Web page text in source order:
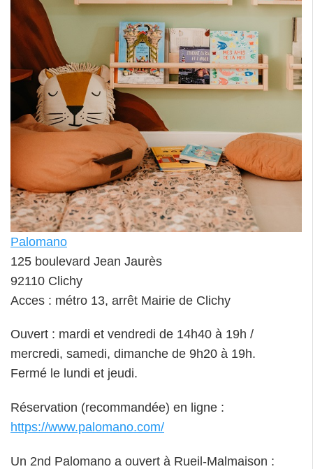
Palomano
125 boulevard Jean Jaurès
92110 Clichy
Acces : métro 13, arrêt Mairie de Clichy
Ouvert : mardi et vendredi de 14h40 à 19h /
mercredi, samedi, dimanche de 9h20 à 19h.
Fermé le lundi et jeudi.
Réservation (recommandée) en ligne :
https://www.palomano.com/
Un 2nd Palomano a ouvert à Rueil-Malmaison :